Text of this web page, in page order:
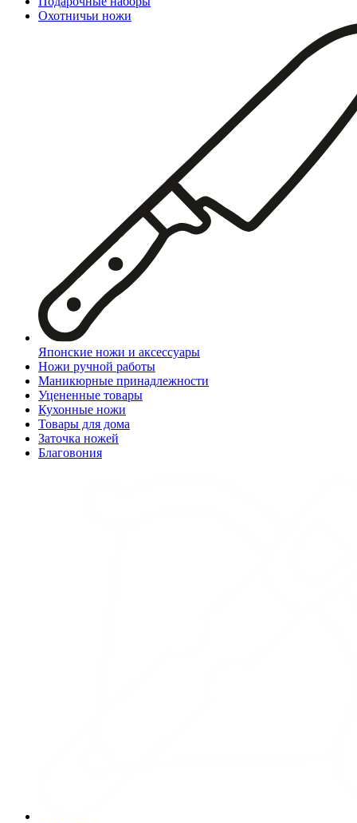
Охотничьи ножи
Японские ножи и аксессуары
Ножи ручной работы
Маникюрные принадлежности
Уцененные товары
Кухонные ножи
Товары для дома
Заточка ножей
Благовония